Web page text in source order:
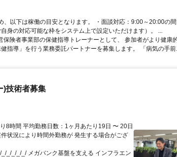
以下は稼働の目安となります。 ・面談対応：9:00～20:00の
身の対応可能な枠をシステム上で設定いただけます）。 ...
保険者事業部の保健指導トレーナーとして、 参加者がより健康
指導」を行う業務委託パートナーを募集します。 「病気の手前
)技術者募集
8時間 平均勤務日数：1ヶ月あたり19日 〜 20日
状況により時間外勤務が 発生する場合がござ
_/_/_/_/ メガバンク基盤を支える インフラエン